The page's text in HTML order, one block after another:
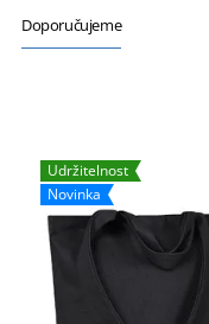
Doporučujeme
Udržitelnost
Novinka